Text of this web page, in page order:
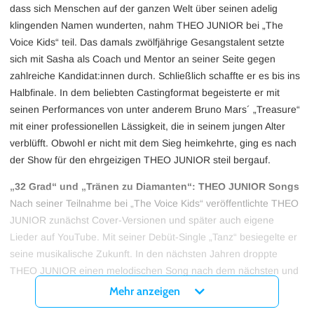
dass sich Menschen auf der ganzen Welt über seinen adelig
klingenden Namen wunderten, nahm THEO JUNIOR bei „The
Voice Kids“ teil. Das damals zwölfjährige Gesangstalent setzte
sich mit Sasha als Coach und Mentor an seiner Seite gegen
zahlreiche Kandidat:innen durch. Schließlich schaffte er es bis ins
Halbfinale. In dem beliebten Castingformat begeisterte er mit
seinen Performances von unter anderem Bruno Mars´ „Treasure“
mit einer professionellen Lässigkeit, die in seinem jungen Alter
verblüfft. Obwohl er nicht mit dem Sieg heimkehrte, ging es nach
der Show für den ehrgeizigen THEO JUNIOR steil bergauf.
„32 Grad“ und „Tränen zu Diamanten“: THEO JUNIOR Songs
Nach seiner Teilnahme bei „The Voice Kids“ veröffentlichte THEO
JUNIOR zunächst Cover-Versionen und später auch eigene
Lieder auf YouTube. Mit seiner Debüt-Single „Tanz“ besiegelte er
seine musikalische Zukunft. In den nächsten Jahren droppte
THEO JUNIOR einen melodischen Song nach dem nächsten und
entwickelte sich zu einem gefragten Sänger. Höchsten Zuspruch
erhielt er vor allem durch die Single „Ups & Downs“, die die Höhen
Mehr anzeigen